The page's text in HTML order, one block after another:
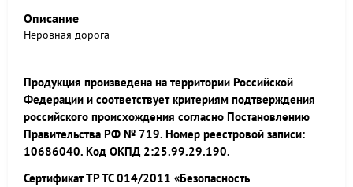
Описание
Неровная дорога
Продукция произведена на территории Российской
Федерации и соответствует критериям подтверждения
российского происхождения согласно Постановлению
Правительства РФ № 719. Номер реестровой записи:
10686040. Код ОКПД 2:25.99.29.190.
Сертификат ТР ТС 014/2011 «Безопасность